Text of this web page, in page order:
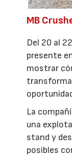
MB
Del 20 al
presente
mostrar
La
una
stand y
posibles